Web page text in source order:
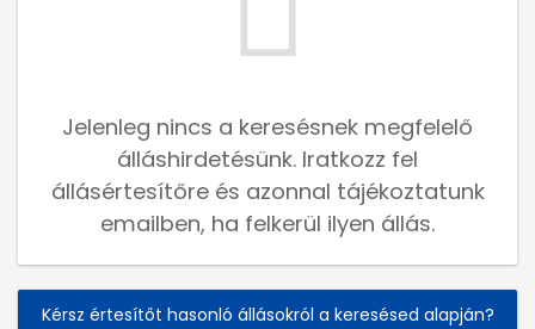
Jelenleg nincs a keresésnek megfelelő
álláshirdetésünk. Iratkozz fel
állásértesítőre és azonnal tájékoztatunk
emailben, ha felkerül ilyen állás.
Kérsz értesítőt hasonló állásokról a keresésed alapján?